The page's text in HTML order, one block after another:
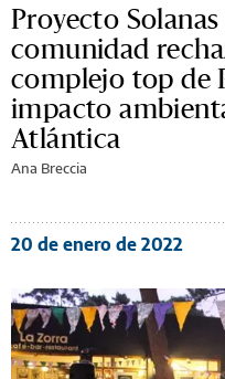
Proyecto
comunidad
complejo top de
impacto
Atlántica
Ana Breccia
20 de enero de 2022